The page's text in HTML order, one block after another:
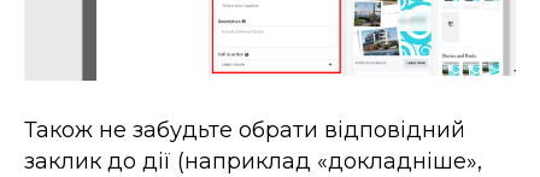
Також не забудьте обрати відповідний
заклик до дії (наприклад «докладніше»,